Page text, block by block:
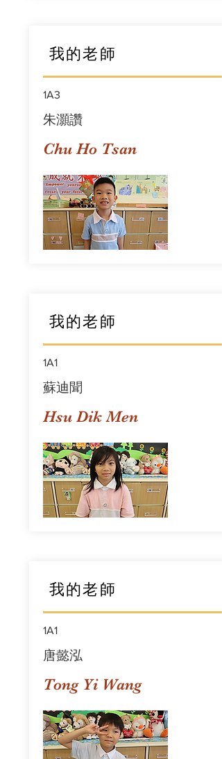
我的老師
1A3
朱灝讚
Chu Ho Tsan
我的老師
1A1
蘇迪聞
Hsu Dik Men
我的老師
1A1
唐懿泓
Tong Yi Wang